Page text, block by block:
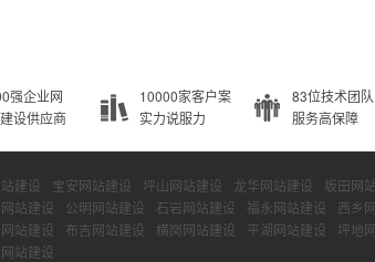
强企业网
设供应商
10000家客户案
实力说服力
83位技术团队
服务高保障
建设 宝安网站建设 坪山网站建设 龙华网站建设 坂田网
站建设 公明网站建设 石岩网站建设 福永网站建设 西乡
站建设 布吉网站建设 横岗网站建设 平湖网站建设 坪地
站建设